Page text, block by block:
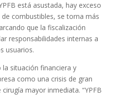
está asustada, hay exceso
combustibles, se torna más
que la fiscalización
responsabilidades internas a
usuarios.
situación financiera y
como una crisis de gran
mayor inmediata. “YPFB